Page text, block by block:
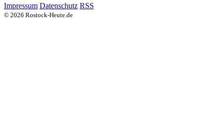
Impressum Datenschutz RSS
© 2026 Rostock-Heute.de